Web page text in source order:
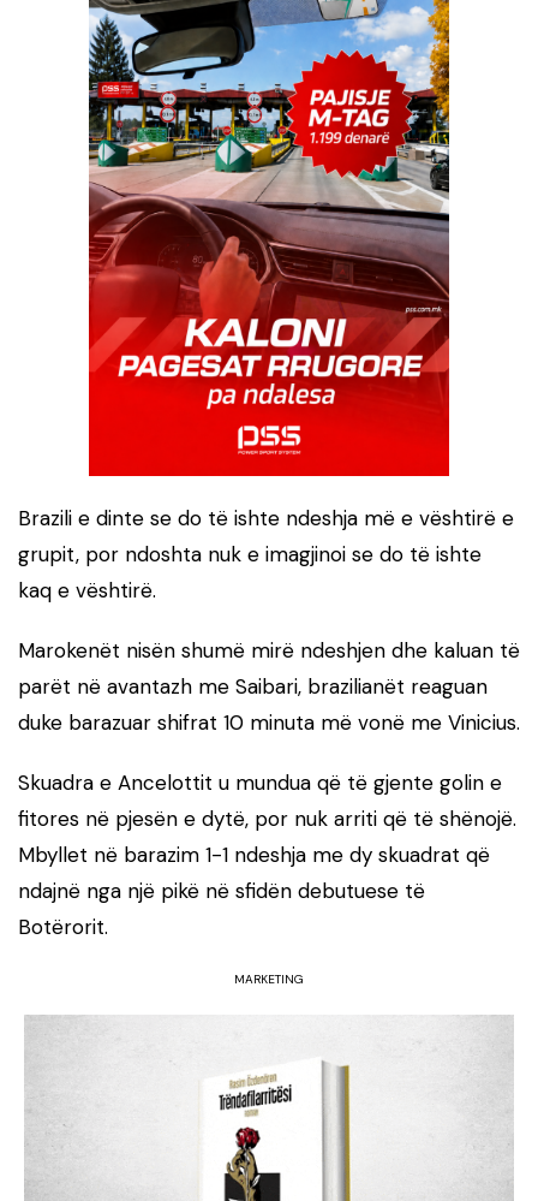
Brazili e dinte se do të ishte ndeshja më e vështirë e
grupit, por ndoshta nuk e imagjinoi se do të ishte
kaq e vështirë.
Marokenët nisën shumë mirë ndeshjen dhe kaluan të
parët në avantazh me Saibari, brazilianët reaguan
duke barazuar shifrat 10 minuta më vonë me Vinicius.
Skuadra e Ancelottit u mundua që të gjente golin e
fitores në pjesën e dytë, por nuk arriti që të shënojë.
Mbyllet në barazim 1-1 ndeshja me dy skuadrat që
ndajnë nga një pikë në sfidën debutuese të
Botërorit.
MARKETING